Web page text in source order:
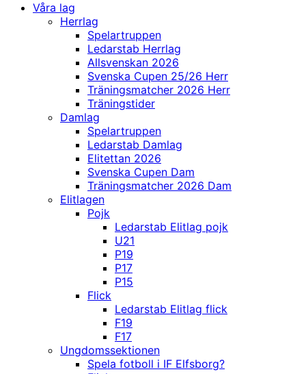
Våra lag
Herrlag
Spelartruppen
Ledarstab Herrlag
Allsvenskan 2026
Svenska Cupen 25/26 Herr
Träningsmatcher 2026 Herr
Träningstider
Damlag
Spelartruppen
Ledarstab Damlag
Elitettan 2026
Svenska Cupen Dam
Träningsmatcher 2026 Dam
Elitlagen
Pojk
Ledarstab Elitlag pojk
U21
P19
P17
P15
Flick
Ledarstab Elitlag flick
F19
F17
Ungdomssektionen
Spela fotboll i IF Elfsborg?